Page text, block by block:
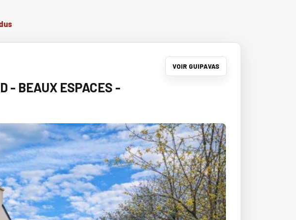
- BEAUX ESPACES -
VOIR GUIPAVAS